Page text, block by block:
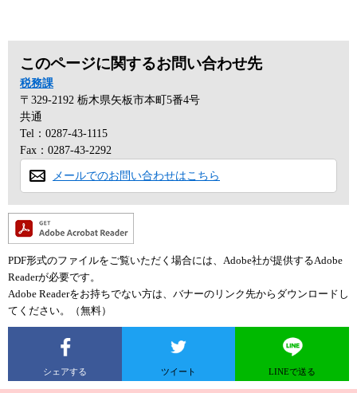
このページに関するお問い合わせ先
税務課
〒329-2192 栃木県矢板市本町5番4号
共通
Tel：0287-43-1115
Fax：0287-43-2292
メールでのお問い合わせはこちら
PDF形式のファイルをご覧いただく場合には、Adobe社が提供するAdobe
Readerが必要です。
Adobe Readerをお持ちでない方は、バナーのリンク先からダウンロードし
てください。（無料）
シェアする ツイート LINEで送る